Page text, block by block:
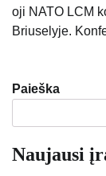
oji NATO LCM
Briuselyje.
Paieška
Naujausi